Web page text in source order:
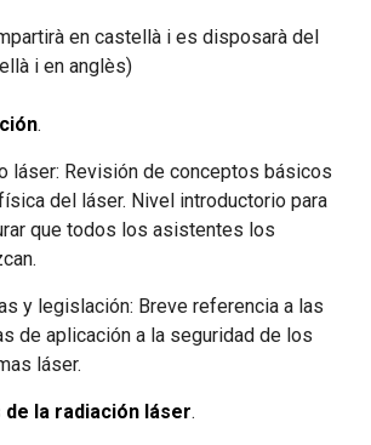
en castellà i es disposarà del
i en anglès)
.
láser: Revisión de conceptos básicos
del láser. Nivel introductorio para
que todos los asistentes los
y legislación: Breve referencia a las
de aplicación a la seguridad de los
láser.
la radiación láser.